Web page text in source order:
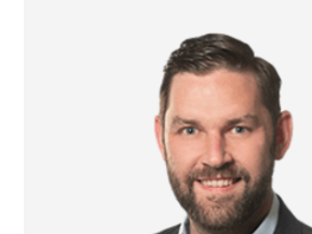
kontakt@isotec-
Freitag
GmbH
Patersgasse 4